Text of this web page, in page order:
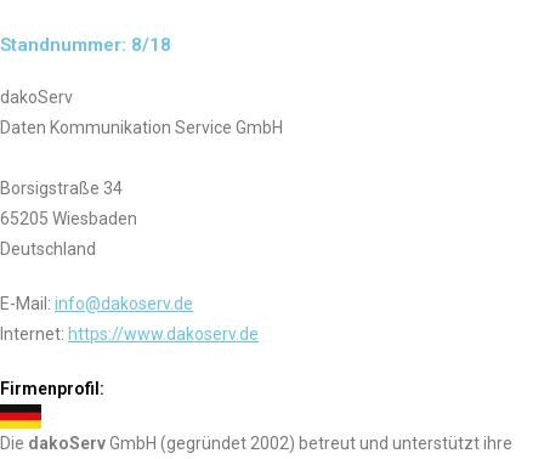
Standnummer: 8/18
dakoServ
Daten Kommunikation Service GmbH
Borsigstraße 34
65205 Wiesbaden
Deutschland
E-Mail: info@dakoserv.de
Internet: https://www.dakoserv.de
Firmenprofil:
Die dakoServGmbH (gegründet 2002) betreut und unterstützt ihre